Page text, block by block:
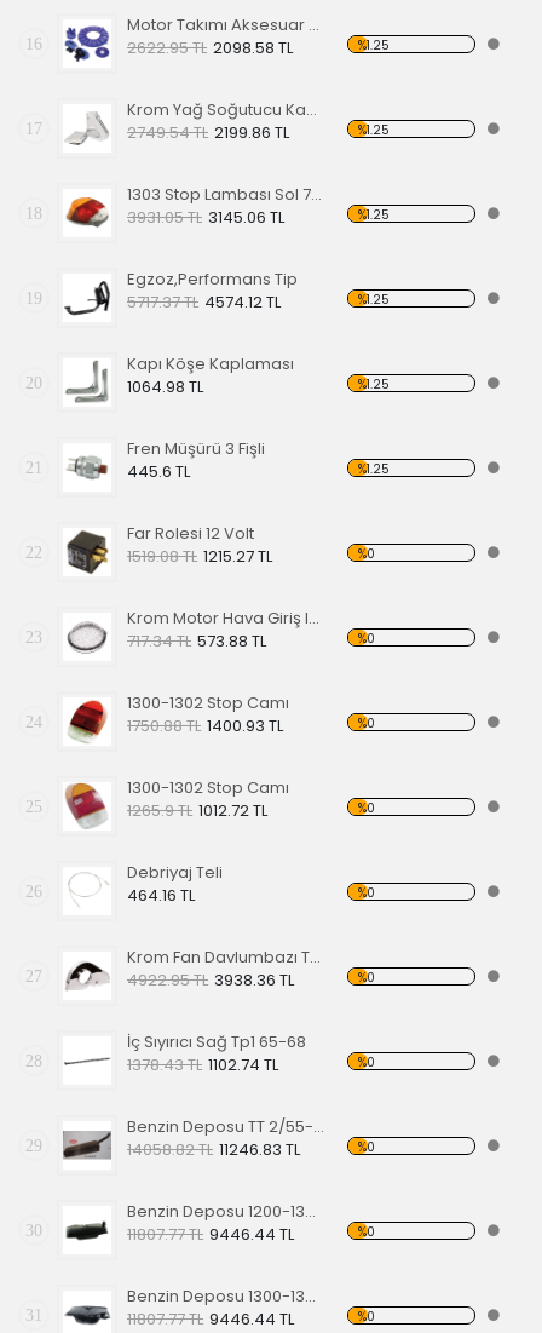
16
Motor Takımı Aksesuar Kiti Mavi
2622.95 TL 2098.58 TL %1.25
17
Krom Yağ Soğutucu Kapakları
2749.54 TL 2199.86 TL %1.25
18
1303 Stop Lambası Sol 73-79
3931.05 TL 3145.06 TL %1.25
19
Egzoz,Performans Tip
5717.37 TL 4574.12 TL %1.25
20
Kapı Köşe Kaplaması
1064.98 TL
%1.25
21
Fren Müşürü 3 Fişli
445.6 TL
%1.25
22
Far Rolesi 12 Volt
1519.08 TL 1215.27 TL %0
23
Krom Motor Hava Giriş Izgarası
717.34 TL 573.88 TL %0
24
1300-1302 Stop Camı
1750.88 TL 1400.93 TL %0
25
1300-1302 Stop Camı
1265.9 TL 1012.72 TL %0
26
Debriyaj Teli
464.16 TL
%0
27
Krom Fan Davlumbazı Tek Fan
4922.95 TL 3938.36 TL %0
28
İç Sıyırıcı Sağ Tp1 65-68
1378.43 TL 1102.74 TL %0
29
Benzin Deposu TT 2/55-67 Model,Çelik Gövdeli
14058.82 TL 11246.83 TL %0
30
Benzin Deposu 1200-1300 60-67
11807.77 TL 9446.44 TL %0
31
Benzin Deposu 1300-1302-1303 68-74,Model
11807.77 TL 9446.44 TL %0